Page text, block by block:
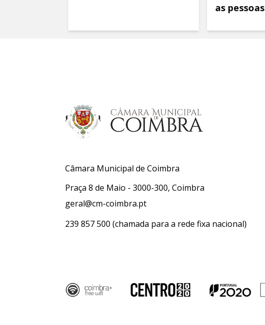
as pessoas
Câmara Municipal de Coimbra
Praça 8 de Maio - 3000-300, Coimbra
geral@cm-coimbra.pt
239 857 500 (chamada para a rede fixa nacional)